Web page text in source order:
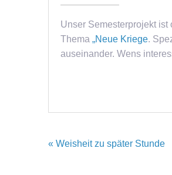
Unser Semesterprojekt
Thema „Neue Kriege.
auseinander. Wens
« Weisheit zu später Stunde